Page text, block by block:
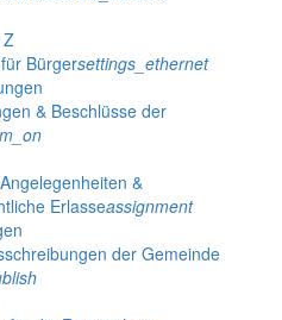
Z
Bürgersettings_ethernet
& Beschlüsse der
&
Erlasseassignment
der Gemeinde